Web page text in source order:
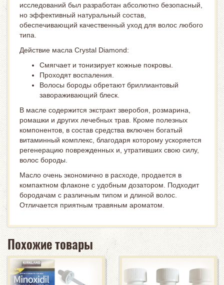
исследований был разработан абсолютно безопасный,
но эффективный натуральный состав,
обеспечивающий качественный уход для волос любого
типа.
Действие масла Crystal Diamond:
Смягчает и тонизирует кожные покровы.
Проходят воспаления.
Волосы бороды обретают бриллиантовый
завораживающий блеск.
В масле содержится экстракт зверобоя, розмарина,
ромашки и других лечебных трав. Кроме полезных
компонентов, в состав средства включен богатый
витаминный комплекс, благодаря которому ускоряется
регенерацию поврежденных и, утративших свою силу,
волос бороды.
Масло очень экономично в расходе, продается в
компактном флаконе с удобным дозатором. Подходит
бородачам с различным типом и длиной волос.
Отличается приятным травяным ароматом.
Похожие товары